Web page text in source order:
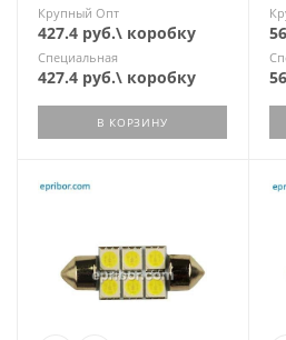
Крупный Опт
427.4 руб.\ коробку
Специальная
427.4 руб.\ коробку
В КОРЗИНУ